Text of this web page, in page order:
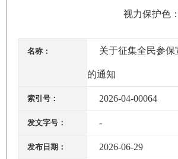
视力保护色：
名称： 关于征集全民参
的通知
索引号： 2026-04-00064
发文字号： -
发布日期： 2026-06-29